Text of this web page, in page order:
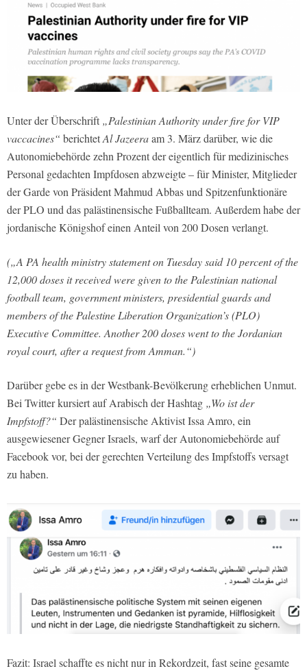
Unter der Überschrift „Palestinian Authority under fire for VIP
vaccacines“ berichtetAl Jazeeraam 3. März darüber, wie die
Autonomiebehörde zehn Prozent der eigentlich für medizinisches
Personal gedachten Impfdosen abzweigte – für Minister, Mitglieder
der Garde von Präsident Mahmud Abbas und Spitzenfunktionäre
der PLO und das palästinensische Fußballteam. Außerdem habe der
jordanische Königshof einen Anteil von 200 Dosen verlangt.
(„A PA health ministry statement on Tuesday said 10 percent of the
12,000 doses it received were given to the Palestinian national
football team, government ministers, presidential guards and
members of the Palestine Liberation Organization’s (PLO)
Executive Committee. Another 200 doses went to the Jordanian
royal court, after a request from Amman.“)
Darüber gebe es in der Westbank-Bevölkerung erheblichen Unmut.
Bei Twitter kursiert auf Arabisch der Hashtag „Wo ist der
Impfstoff?“ Der palästinensische Aktivist Issa Amro, ein
ausgewiesener Gegner Israels, warf der Autonomiebehörde auf
Facebook vor, bei der gerechten Verteilung des Impfstoffs versagt
zu haben.
Fazit: Israel schaffte es nicht nur in Rekordzeit, fast seine gesamte